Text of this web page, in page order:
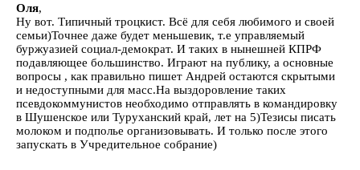
Оля,
Ну вот. Типичный троцкист. Всё для себя любимого и своей
семьи)Точнее даже будет меньшевик, т.е управляемый
буржуазией социал-демократ. И таких в нынешней КПРФ
подавляющее большинство. Играют на публику, а основные
вопросы , как правильно пишет Андрей остаются скрытыми
и недоступными для масс.На выздоровление таких
псевдокоммунистов необходимо отправлять в командировку
в Шушенское или Туруханский край, лет на 5)Тезисы писать
молоком и подполье организовывать. И только после этого
запускать в Учредительное собрание)